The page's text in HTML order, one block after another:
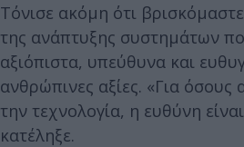
Τόνισε ακόμη ότι
της ανάπτυξης συστημάτων
αξιόπιστα, υπεύθυνα και
ανθρώπινες αξίες. «Για
την τεχνολογία, η ευθύνη
κατέληξε.